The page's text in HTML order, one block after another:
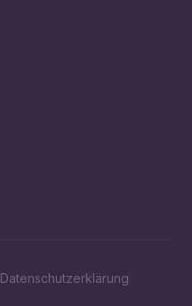
Datenschutzerklärung